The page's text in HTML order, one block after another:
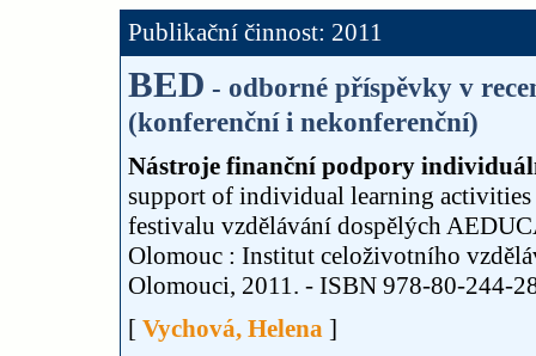
Publikační činnost: 2011
BED - odborné příspěvky v
(konferenční i nekonferenční)
Nástroje finanční podpory
support of individual learning
festivalu vzdělávání dospělých
Olomouc : Institut celoživotního
Olomouci, 2011. - ISBN 978-80-244-
[ Vychová, Helena ]